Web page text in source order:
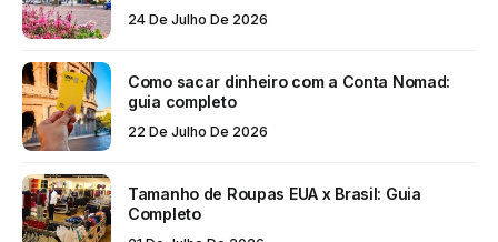
24 De Julho De 2026
Como sacar dinheiro com a Conta Nomad:
guia completo
22 De Julho De 2026
Tamanho de Roupas EUA x Brasil: Guia
Completo